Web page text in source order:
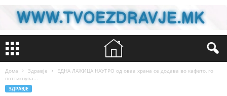
Дома Здравје
ЕДНА ЛАЖИЦА НАУТРО од оваа храна се додава во кафето, го
поттикнува...
ЗДРАВЈЕ